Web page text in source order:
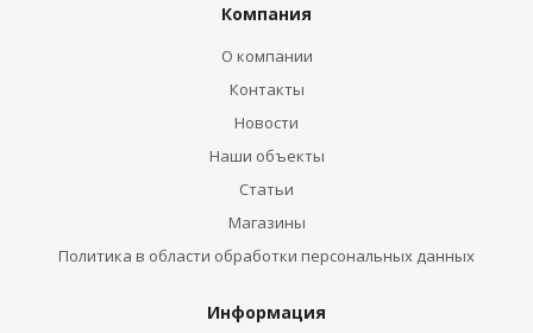
Компания
О компании
Контакты
Новости
Наши объекты
Статьи
Магазины
Политика в области обработки персональных данных
Информация